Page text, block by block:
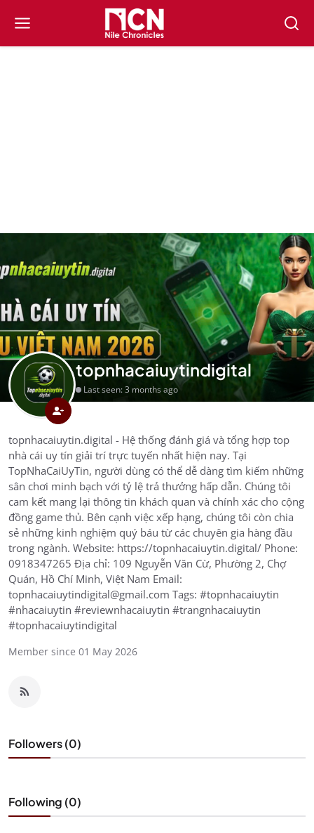
topnhacaiuytindigital
Last seen: 3 months ago
topnhacaiuytin.digital - Hệ thống đánh giá và tổng hợp top
nhà cái uy tín giải trí trực tuyến nhất hiện nay. Tại
TopNhaCaiUyTin, người dùng có thể dễ dàng tìm kiếm những
sân chơi minh bạch với tỷ lệ trả thưởng hấp dẫn. Chúng tôi
cam kết mang lại thông tin khách quan và chính xác cho cộng
đồng game thủ. Bên cạnh việc xếp hạng, chúng tôi còn chia
sẻ những kinh nghiệm quý báu từ các chuyên gia hàng đầu
trong ngành. Website: https://topnhacaiuytin.digital/ Phone:
0918347265 Địa chỉ: 109 Nguyễn Văn Cừ, Phường 2, Chợ
Quán, Hồ Chí Minh, Việt Nam Email:
topnhacaiuytindigital@gmail.com Tags: #topnhacaiuytin
#nhacaiuytin #reviewnhacaiuytin #trangnhacaiuytin
#topnhacaiuytindigital
Member since 01 May 2026
Followers (0)
Following (0)